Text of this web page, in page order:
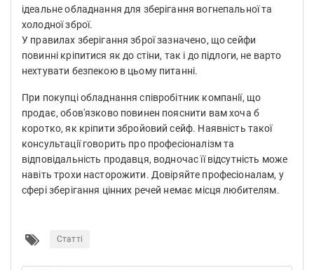
ідеальне обладнання для зберігання вогнепальної та
холодної зброї.
У правилах зберігання зброї зазначено, що сейфи
повинні кріпитися як до стіни, так і до підлоги, не варто
нехтувати безпекою в цьому питанні.
При покупці обладнання співробітник компанії, що
продає, обов'язково повинен пояснити вам хоча б
коротко, як кріпити збройовий сейф. Наявність такої
консультації говорить про професіоналізм та
відповідальність продавця, водночас її відсутність може
навіть трохи насторожити. Довіряйте професіоналам, у
сфері зберігання цінних речей немає місця любителям.
Статті